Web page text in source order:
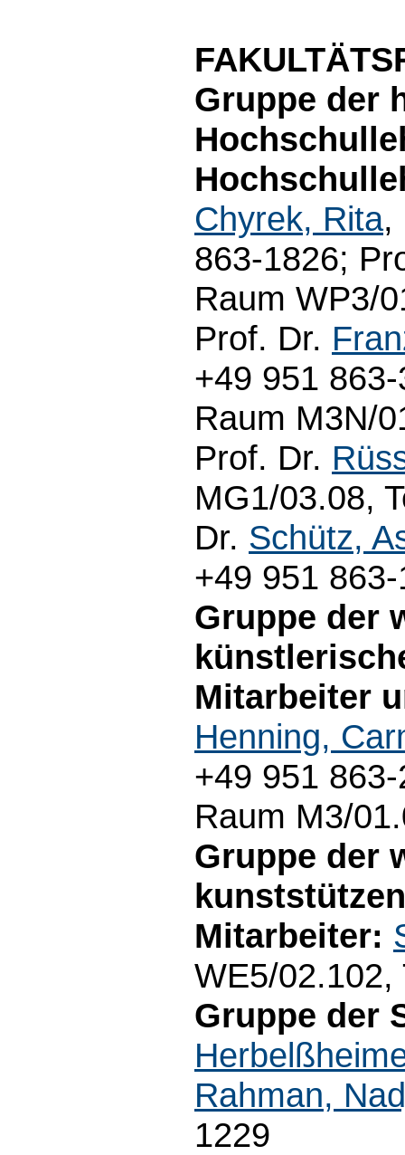
Gruppe der
Chyrek, Rita,
863-1826;
Raum WP3/
Prof. Dr.
+49 951
Raum M3N/
Prof. Dr.
MG1/03.08,
Dr. Schütz,
+49 951
Gruppe der
Mitarbeiter
Henning,
+49 951
Raum M3/
Gruppe der
Mitarbeiter:
WE5/02.102,
Gruppe der
Rahman,
1229